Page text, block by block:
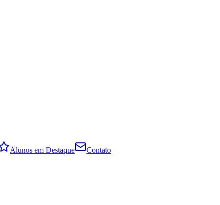
Alunos em Destaque Contato